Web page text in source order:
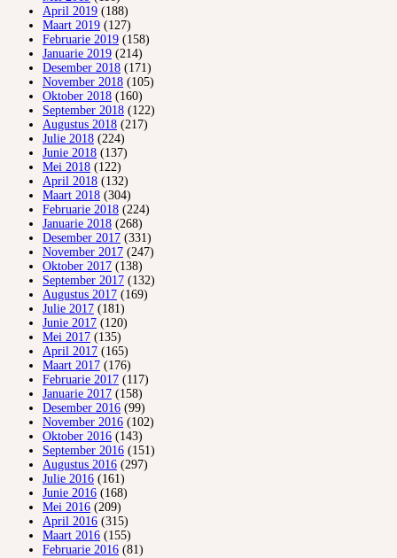
April 2019 (188)
Maart 2019 (127)
Februarie 2019 (158)
Januarie 2019 (214)
Desember 2018 (171)
November 2018 (105)
Oktober 2018 (160)
September 2018 (122)
Augustus 2018 (217)
Julie 2018 (224)
Junie 2018 (137)
Mei 2018 (122)
April 2018 (132)
Maart 2018 (304)
Februarie 2018 (224)
Januarie 2018 (268)
Desember 2017 (331)
November 2017 (247)
Oktober 2017 (138)
September 2017 (132)
Augustus 2017 (169)
Julie 2017 (181)
Junie 2017 (120)
Mei 2017 (135)
April 2017 (165)
Maart 2017 (176)
Februarie 2017 (117)
Januarie 2017 (158)
Desember 2016 (99)
November 2016 (102)
Oktober 2016 (143)
September 2016 (151)
Augustus 2016 (297)
Julie 2016 (161)
Junie 2016 (168)
Mei 2016 (209)
April 2016 (315)
Maart 2016 (155)
Februarie 2016 (81)